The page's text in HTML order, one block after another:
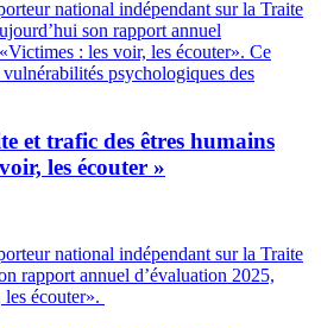
national indépendant sur la Traite
son rapport annuel
: les voir, les écouter». Ce
psychologiques des
et trafic des êtres humains
les écouter »
national indépendant sur la Traite
rapport annuel d’évaluation 2025,
écouter».